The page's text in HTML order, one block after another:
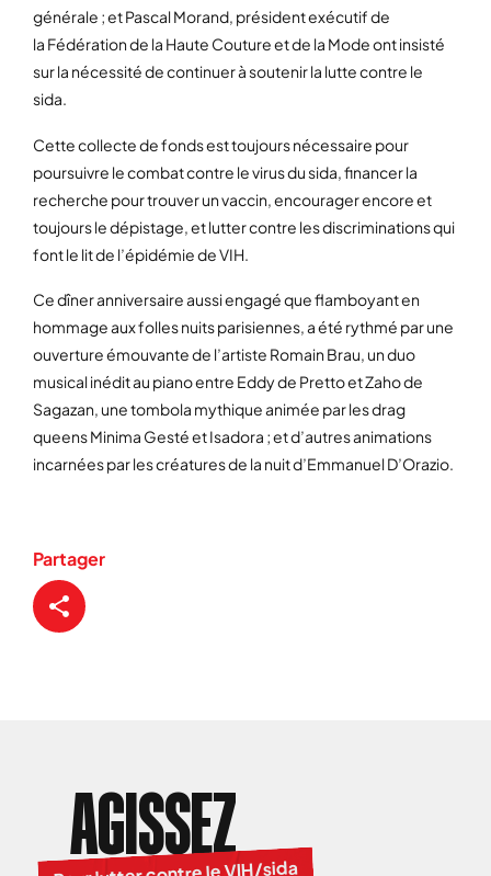
générale ; et Pascal Morand, président exécutif de
la Fédération de la Haute Couture et de la Mode ont insisté
sur la nécessité de continuer à soutenir la lutte contre le
sida.
Cette collecte de fonds est toujours nécessaire pour
poursuivre le combat contre le virus du sida, financer la
recherche pour trouver un vaccin, encourager encore et
toujours le dépistage, et lutter contre les discriminations qui
font le lit de l’épidémie de VIH.
Ce dîner anniversaire aussi engagé que flamboyant en
hommage aux folles nuits parisiennes, a été rythmé par une
ouverture émouvante de l’artiste Romain Brau, un duo
musical inédit au piano entre Eddy de Pretto et Zaho de
Sagazan, une tombola mythique animée par les drag
queens Minima Gesté et Isadora ; et d’autres animations
incarnées par les créatures de la nuit d’Emmanuel D’Orazio.
Partager
AGISSEZ